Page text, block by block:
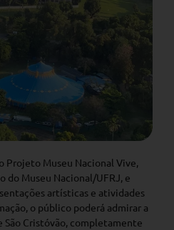
Projeto Museu Nacional Vive,
do Museu Nacional/UFRJ, e
artísticas e atividades
o público poderá admirar a
São Cristóvão, completamente